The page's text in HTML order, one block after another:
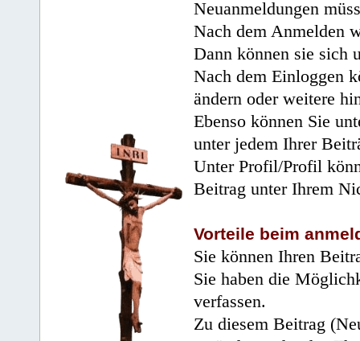
Neuanmeldungen
Nach dem Anmelden
Dann können sie sich
Nach dem Einloggen
ändern oder weitere
Ebenso können Sie
unter jedem Ihrer
Unter Profil/Profil
Beitrag unter Ihrem
Vorteile beim
Sie können Ihren
Sie haben die
verfassen.
Zu diesem Beitrag